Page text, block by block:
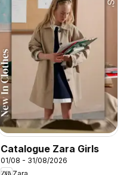
Catalogue Zara Girls
01/08 - 31/08/2026